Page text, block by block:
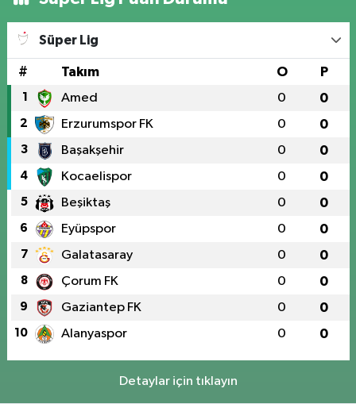
Süper Lig
# Takım O P
1 Amed 0 0
2 Erzurumspor FK 0 0
3 Başakşehir 0 0
4 Kocaelispor 0 0
5 Beşiktaş 0 0
6 Eyüpspor 0 0
7 Galatasaray 0 0
8 Çorum FK 0 0
9 Gaziantep FK 0 0
10 Alanyaspor 0 0
Detaylar için tıklayın